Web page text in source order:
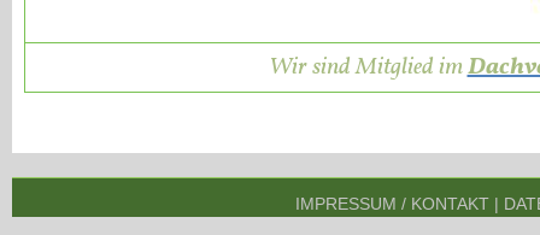
Wir sind Mitglied im
IMPRESSUM / KONTAKT |